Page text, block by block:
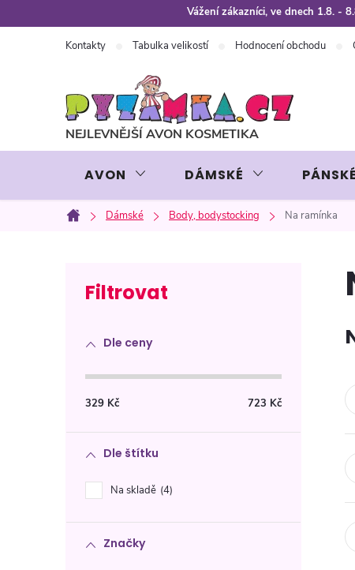
na
Vážení zákazníci, ve dnech 1.8. -
Kontakty Tabulka velikostí Hodnocení obchodu
AVON DÁMSKÉ PÁNSKÉ
Domů
Dámské Body, bodystocking Na ramínka
r
n
Dle ceny
329 Kč 723 Kč
Dle štítku
Na skladě 4
Značky